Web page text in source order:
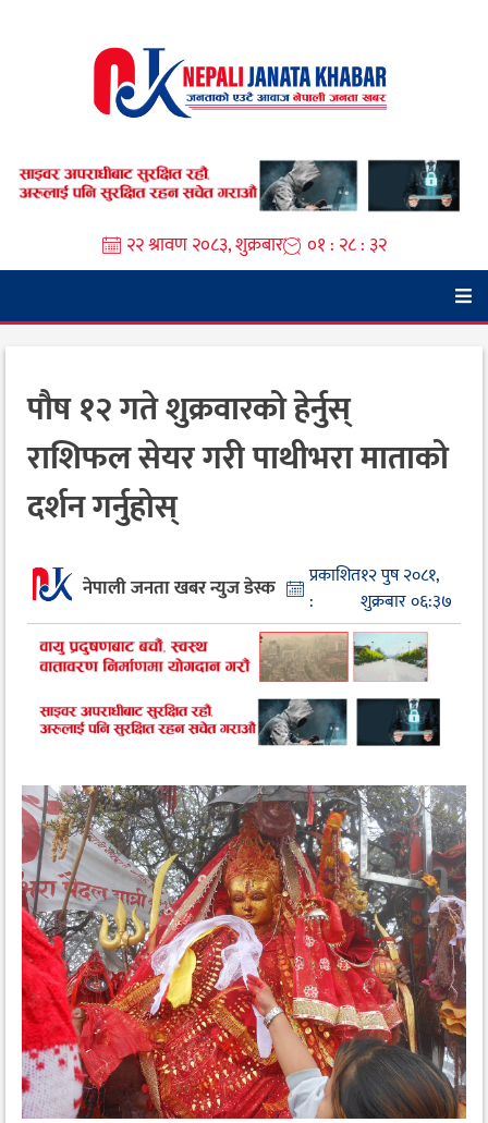
२२ श्रावण २०८३, शुक्रबार ०१ : २८ : ३३
पौष १२ गते शुक्रवारको हेर्नुस्
राशिफल सेयर गरी पाथीभरा माताको
दर्शन गर्नुहोस्
नेपाली जनता खबर न्युज डेस्क
प्रकाशित
:
१२ पुष २०८१,
शुक्रबार ०६:३७